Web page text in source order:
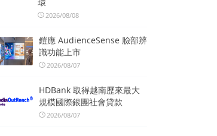
2026/08/08
鎧應 AudienceSense 臉部辨
識功能上市
2026/08/07
HDBank 取得越南歷來最大
規模國際銀團社會貸款
2026/08/07